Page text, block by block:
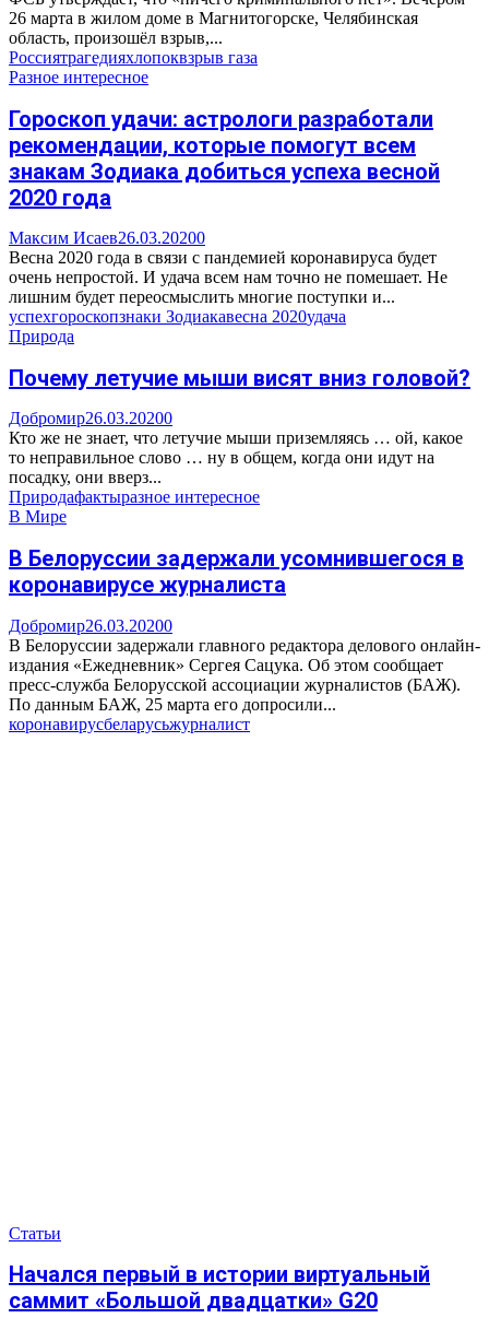
26 марта в жилом доме в Магнитогорске, Челябинская
область, произошёл взрыв,...
Россиятрагедияхлопоквзрыв газа
Разное интересное
Гороскоп удачи: астрологи разработали
рекомендации, которые помогут всем
знакам Зодиака добиться успеха весной
2020 года
Максим Исаев26.03.20200
Весна 2020 года в связи с пандемией коронавируса будет
очень непростой. И удача всем нам точно не помешает. Не
лишним будет переосмыслить многие поступки и...
успехгороскопзнаки Зодиакавесна 2020удача
Природа
Почему летучие мыши висят вниз головой?
Добромир26.03.20200
Кто же не знает, что летучие мыши приземляясь … ой, какое
то неправильное слово … ну в общем, когда они идут на
посадку, они вверз...
Природафактыразное интересное
В Мире
В Белоруссии задержали усомнившегося в
коронавирусе журналиста
Добромир26.03.20200
В Белоруссии задержали главного редактора делового онлайн-
издания «Ежедневник» Сергея Сацука. Об этом сообщает
пресс-служба Белорусской ассоциации журналистов (БАЖ).
По данным БАЖ, 25 марта его допросили...
коронавирусбеларусьжурналист
Статьи
Начался первый в истории виртуальный
саммит «Большой двадцатки» G20